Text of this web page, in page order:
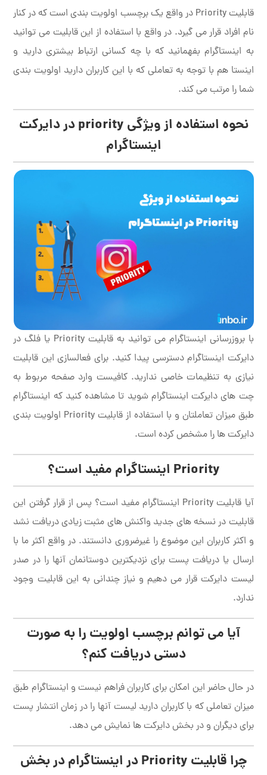
قابلیت Priority در واقع یک برچسب اولویت بندی است که در کنار
نام افراد قرار می گیرد. در واقع با استفاده از این قابلیت می توانید
به اینستاگرام بفهمانید که با چه کسانی ارتباط بیشتری دارید و
اینستا هم با توجه به تعاملی که با این کاربران دارید اولویت بندی
شما را مرتب می کند.
نحوه استفاده از ویژگی
در دایرکت
اینستاگرام
با بروزرسانی اینستاگرام می توانید به قابلیت Priority یا فلگ در
دایرکت اینستاگرام دسترسی پیدا کنید. برای فعالسازی این قابلیت
نیازی به تنظیمات خاصی ندارید. کافیست وارد صفحه مربوط به
چت های دایرکت اینستاگرام شوید تا مشاهده کنید که اینستاگرام
طبق میزان تعاملتان و با استفاده از قابلیت Priority اولویت بندی
دایرکت ها را مشخص کرده است.
Priority اینستاگرام مفید است؟
آیا قابلیت Priority اینستاگرام مفید است؟ پس از قرار گرفتن این
قابلیت در نسخه های جدید واکنش های مثبت زیادی دریافت نشد
و اکثر کاربران این موضوع را غیرضروری دانستند. در واقع اکثر ما با
ارسال یا دریافت پست برای نزدیکترین دوستانمان آنها را در صدر
لیست دایرکت قرار می دهیم و نیاز چندانی به این قابلیت وجود
ندارد.
آیا می توانم برچسب اولویت را به صورت
دستی دریافت کنم؟
در حال حاضر این امکان برای کاربران فراهم نیست و اینستاگرام طبق
میزان تعاملی که با کاربران دارید لیست آنها را در زمان انتشار پست
برای دیگران و در بخش دایرکت ها نمایش می دهد.
چرا قابلیت
در اینستاگرام در بخش